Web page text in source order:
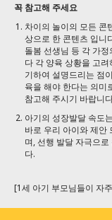
꼭 참고해 주세요
차이의 놀이의 모든 콘
상으로 한 콘텐츠 입니
돌봄 선생님 등 각 가
다 각 양육 상황을 고
기하여 설명드리는 점
육을 해야 한다는 의미
참고해 주시기 바랍니
아기의 성장발달 속도
바로 우리 아이와 제안
며, 선행 발달 자극으
다.
[1세 아기 부모님들이 자